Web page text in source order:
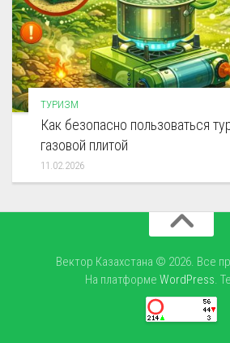
ТУРИЗМ
Как безопасно пользоваться
газовой плитой
11.02.2026
Вектор Казахстана © 2026. Все
На платформе WordPress.